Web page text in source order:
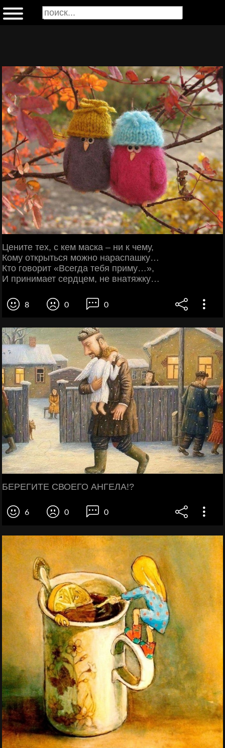
Цените тех, с кем маска – ни к чему,
Кому открыться можно нараспашку…
Кто говорит «Всегда тебя приму…»,
И принимает сердцем, не внатяжку…
8 0 0
БЕРЕГИТЕ СВОЕГО АНГЕЛА!?
6 0 0